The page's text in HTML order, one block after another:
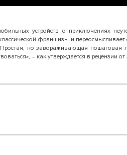
устройств о приключениях
франшизы и
но завораживающая пошаговая
– как утверждается в рецензии от